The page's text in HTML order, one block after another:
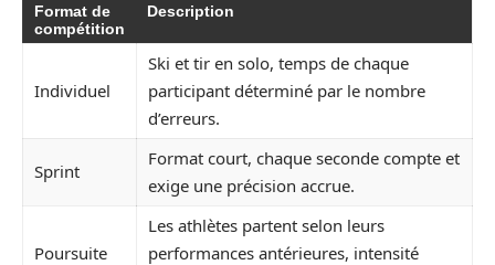
Format de
compétition
Description
Individuel
Ski et tir en solo, temps de chaque
participant déterminé par le nombre
d’erreurs.
Sprint
Format court, chaque seconde compte et
exige une précision accrue.
Poursuite
Les athlètes partent selon leurs
performances antérieures, intensité